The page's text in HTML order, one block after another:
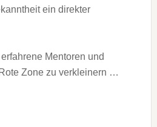
ein direkter
Mentoren und
Zone zu verkleinern …